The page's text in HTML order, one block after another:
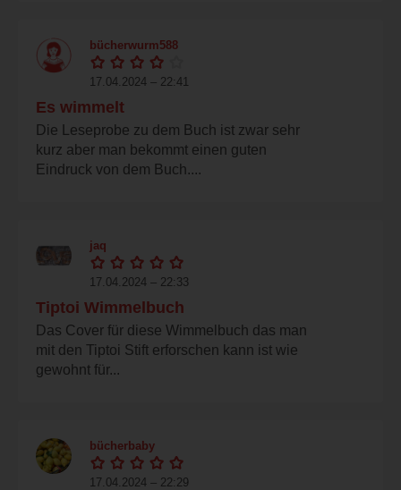
bücherwurm588
17.04.2024 – 22:41
Es wimmelt
Die Leseprobe zu dem Buch ist zwar sehr
kurz aber man bekommt einen guten
Eindruck von dem Buch....
jaq
17.04.2024 – 22:33
Tiptoi Wimmelbuch
Das Cover für diese Wimmelbuch das man
mit den Tiptoi Stift erforschen kann ist wie
gewohnt für...
bücherbaby
17.04.2024 – 22:29